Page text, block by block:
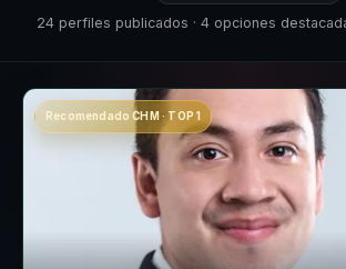
24 perfiles publicados · 4 opciones
Recomendado CHM · TOP 1